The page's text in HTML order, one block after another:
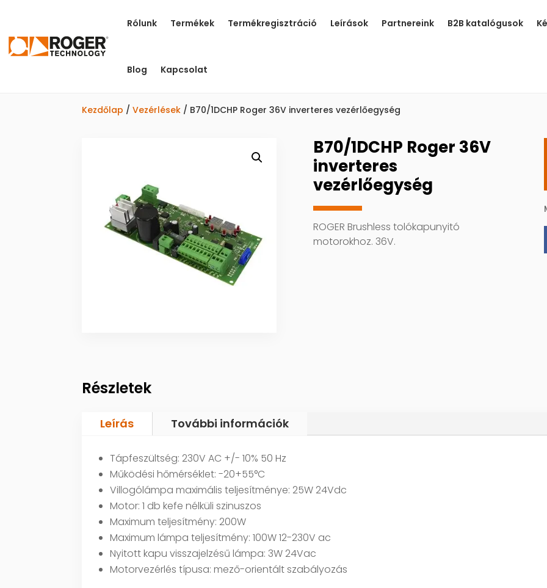
Rólunk Termékek Termékregisztráció Leírások Partnereink B2B katalógusok
Blog Kapcsolat
Kezdőlap /Vezérlések / B70/1DCHP Roger 36V inverteres vezérlőegység
B70/1DCHP Roger 36V
inverteres
vezérlőegység
ROGER Brushless tolókapunyitó
motorokhoz. 36V.
Részletek
Leírás További információk
Tápfeszültség: 230V AC +/- 10% 50 Hz
Működési hőmérséklet: -20+55°C
Villogólámpa maximális teljesítménye: 25W 24Vdc
Motor: 1 db kefe nélküli szinuszos
Maximum teljesítmény: 200W
Maximum lámpa teljesítmény: 100W 12-230V ac
Nyitott kapu visszajelzésű lámpa: 3W 24Vac
Motorvezérlés típusa: mező-orientált szabályozás